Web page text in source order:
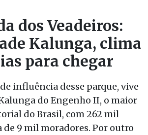
dos Veadeiros:
Kalunga, clima
para chegar
influência desse parque, vive
do Engenho II, o maior
do Brasil, com 262 mil
de 9 mil moradores. Por outro